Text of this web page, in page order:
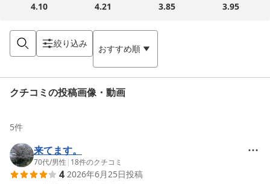
4.10 4.21 3.85 3.95
絞り込み おすすめ順
クチコミの投稿画像・動画
5件
来てます。
70代/男性 | 18件のクチコミ
4 2026年6月25日投稿